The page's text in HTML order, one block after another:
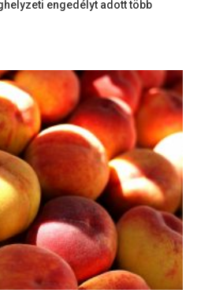
engedélyt adott több